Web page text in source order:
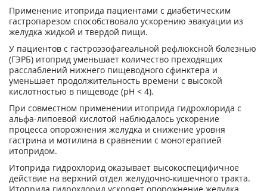
Применение итоприда пациентами с диабетическим
гастропарезом способствовало ускорению эвакуации из
желудка жидкой и твердой пищи.
У пациентов с гастроэзофагеальной рефлюксной болезнью
(ГЭРБ) итоприд уменьшает количество преходящих
расслаблений нижнего пищеводного сфинктера и
уменьшает продолжительность времени с высокой
кислотностью в пищеводе (pH < 4).
При совместном применении итоприда гидрохлорида с
альфа-липоевой кислотой наблюдалось ускорение
процесса опорожнения желудка и снижение уровня
гастрина и мотилина в сравнении с монотерапией
итопридом.
Итоприда гидрохлорид оказывает высокоспецифичное
действие на верхний отдел желудочно-кишечного тракта.